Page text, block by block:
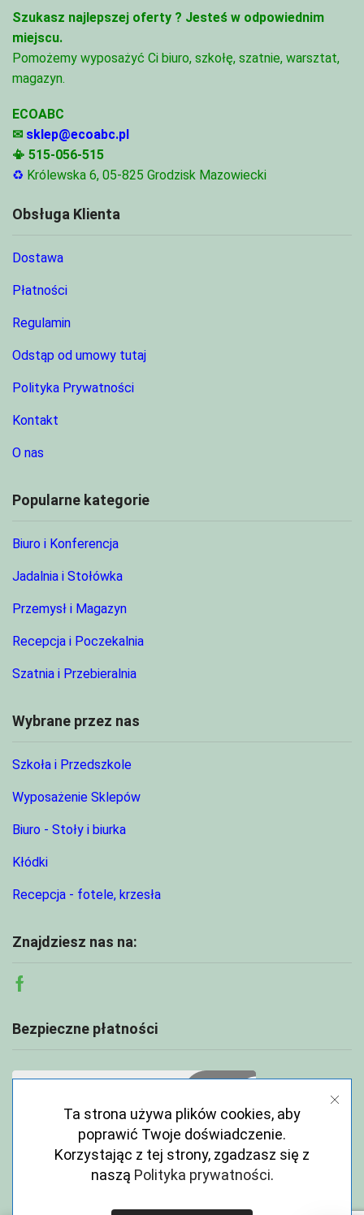
Szukasz najlepszej oferty ? Jesteś w odpowiednim
miejscu.
Pomożemy wyposażyć Ci biuro, szkołę, szatnie, warsztat,
magazyn.
ECOABC
✉ sklep@ecoabc.pl
📳 515-056-515
♻ Królewska 6, 05-825 Grodzisk Mazowiecki
Obsługa Klienta
Dostawa
Płatności
Regulamin
Odstąp od umowy tutaj
Polityka Prywatności
Kontakt
O nas
Popularne kategorie
Biuro i Konferencja
Jadalnia i Stołówka
Przemysł i Magazyn
Recepcja i Poczekalnia
Szatnia i Przebieralnia
Wybrane przez nas
Szkoła i Przedszkole
Wyposażenie Sklepów
Biuro - Stoły i biurka
Kłódki
Recepcja - fotele, krzesła
Znajdziesz nas na:
Facebook
Bezpieczne płatności
Ta strona używa plików cookies, aby
poprawić Twoje doświadczenie.
Korzystając z tej strony, zgadzasz się z
naszą Polityka prywatności.